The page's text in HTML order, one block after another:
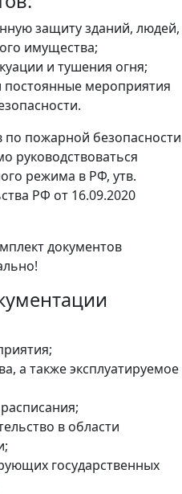
защиту зданий, людей,
имущества;
и тушения огня;
мероприятия
по пожарной безопасности
руководствоваться
режима в РФ, утв.
РФ от 16.09.2020
документов
а также эксплуатируемое
в области
государственных